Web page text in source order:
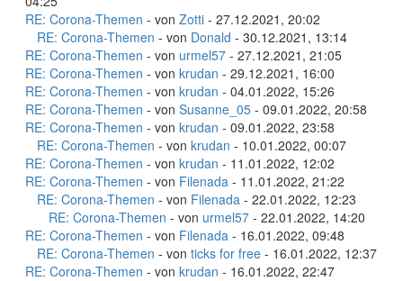
RE: Corona-Themen - von Zotti - 27.12.2021, 20:02
RE: Corona-Themen - von Donald - 30.12.2021, 13:14
RE: Corona-Themen - von urmel57 - 27.12.2021, 21:05
RE: Corona-Themen - von krudan - 29.12.2021, 16:00
RE: Corona-Themen - von krudan - 04.01.2022, 15:26
RE: Corona-Themen - von Susanne_05 - 09.01.2022, 20:58
RE: Corona-Themen - von krudan - 09.01.2022, 23:58
RE: Corona-Themen - von krudan - 10.01.2022, 00:07
RE: Corona-Themen - von krudan - 11.01.2022, 12:02
RE: Corona-Themen - von Filenada - 11.01.2022, 21:22
RE: Corona-Themen - von Filenada - 22.01.2022, 12:23
RE: Corona-Themen - von urmel57 - 22.01.2022, 14:20
RE: Corona-Themen - von Filenada - 16.01.2022, 09:48
RE: Corona-Themen - von ticks for free - 16.01.2022, 12:37
RE: Corona-Themen - von krudan - 16.01.2022, 22:47